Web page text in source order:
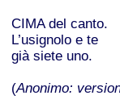
CIMA del canto.
L’usignolo e te
già siete uno.
(Anonimo: